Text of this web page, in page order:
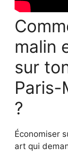
malin
sur
Paris-
?
Économiser
art qui